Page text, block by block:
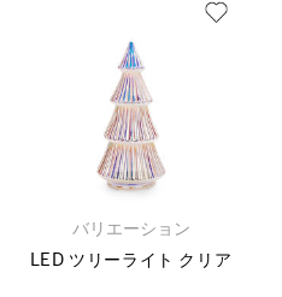
バリエーション
LED ツリーライト クリア